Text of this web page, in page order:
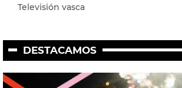
Televisión vasca
DESTACAMOS